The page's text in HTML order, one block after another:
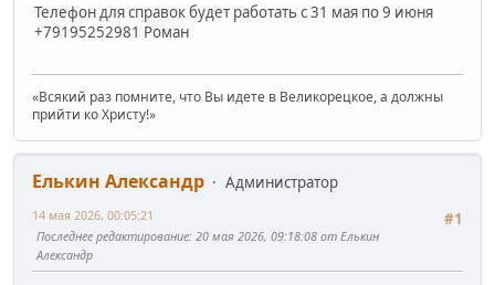
Телефон для справок будет работать с 31 мая по 9 июня
+79195252981 Роман
«Всякий раз помните, что Вы идете в Великорецкое, а должны
прийти ко Христу!»
Елькин Александр
Администратор
#1
14 мая 2026, 00:05:21
Последнее редактирование: 20 мая 2026, 09:18:08 от Елькин
Александр